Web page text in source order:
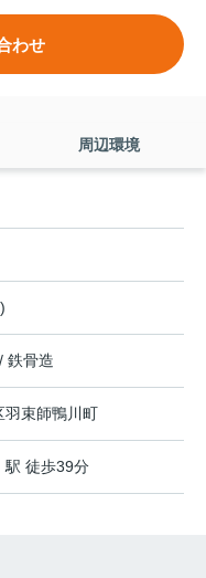
わせ
周辺環境
鉄骨造
羽束師鴨川町
駅 徒歩39分